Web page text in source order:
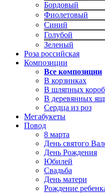
Бордовый
Фиолетовый
Синий
Голубой
Зеленый
Роза российская
Композиции
Все композиции
В корзинках
В шляпных
В деревянных
Сердца из роз
Мегабукеты
Повод
8 марта
День святого
День Рождения
Юбилей
Свадьба
День матери
Рождение